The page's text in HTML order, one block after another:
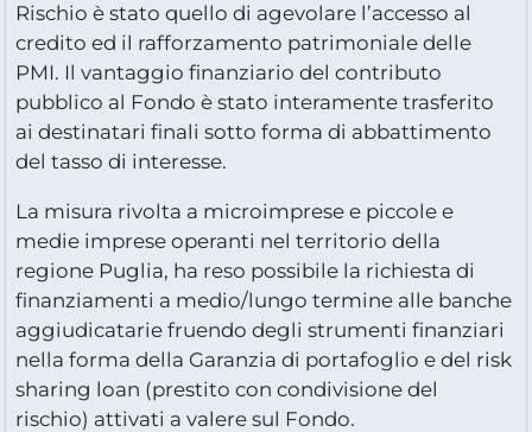
Rischio è stato quello di agevolare l’accesso al
credito ed il rafforzamento patrimoniale delle
PMI. Il vantaggio finanziario del contributo
pubblico al Fondo è stato interamente trasferito
ai destinatari finali sotto forma di abbattimento
del tasso di interesse.
La misura rivolta a microimprese e piccole e
medie imprese operanti nel territorio della
regione Puglia, ha reso possibile la richiesta di
finanziamenti a medio/lungo termine alle banche
aggiudicatarie fruendo degli strumenti finanziari
nella forma della Garanzia di portafoglio e del risk
sharing loan (prestito con condivisione del
rischio) attivati a valere sul Fondo.